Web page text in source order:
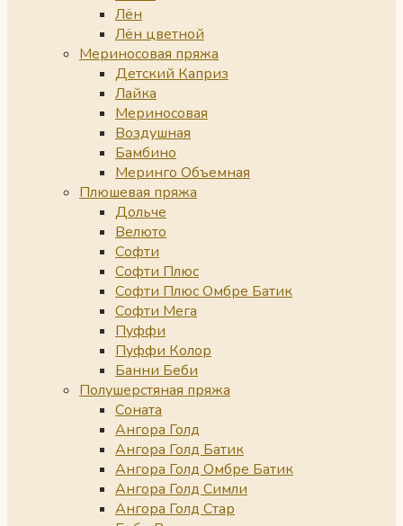
Лён
Лён цветной
Мериносовая пряжа
Детский Каприз
Лайка
Мериносовая
Воздушная
Бамбино
Меринго Объемная
Плюшевая пряжа
Дольче
Велюто
Софти
Софти Плюс
Софти Плюс Омбре Батик
Софти Мега
Пуффи
Пуффи Колор
Банни Беби
Полушерстяная пряжа
Соната
Ангора Голд
Ангора Голд Батик
Ангора Голд Омбре Батик
Ангора Голд Симли
Ангора Голд Стар